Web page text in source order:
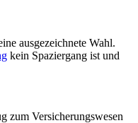
ausgezeichnete Wahl.
kein Spaziergang ist und
zum Versicherungswesen